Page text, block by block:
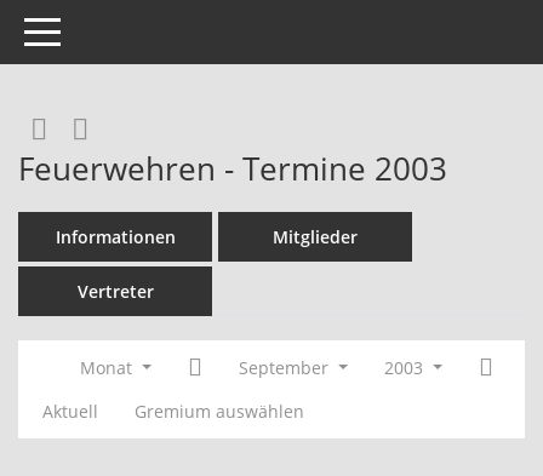
Toggle navigation
Rechercheauswahl
Feuerwehren - Termine 2003
Informationen Mitglieder
Vertreter
Monat September
2003
Aktuell
Gremium auswählen